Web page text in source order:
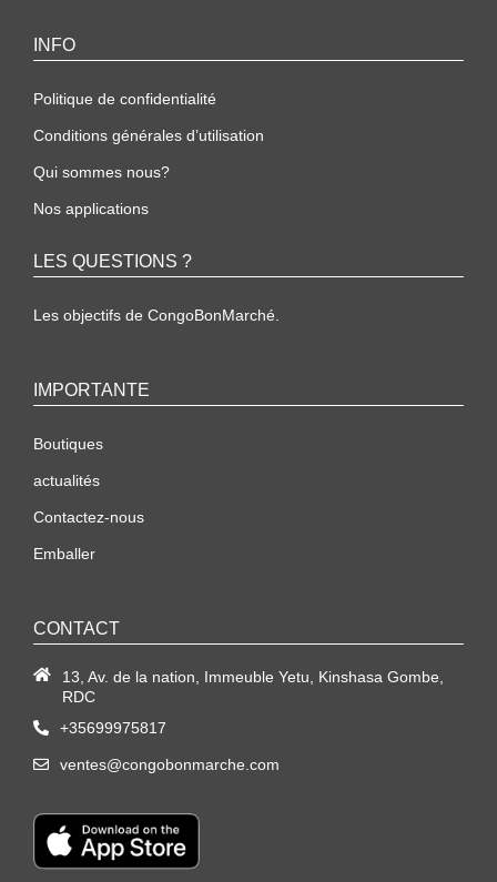
INFO
Politique de confidentialité
Conditions générales d’utilisation
Qui sommes nous?
Nos applications
LES QUESTIONS ?
Les objectifs de CongoBonMarché.
IMPORTANTE
Boutiques
actualités
Contactez-nous
Emballer
CONTACT
13, Av. de la nation, Immeuble Yetu, Kinshasa Gombe,
RDC
+35699975817
ventes@congobonmarche.com